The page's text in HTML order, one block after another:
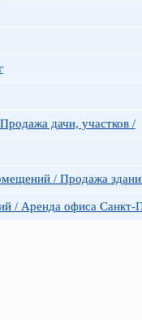
дачи, участков /
/ Продажа
/ Аренда офиса Санкт-